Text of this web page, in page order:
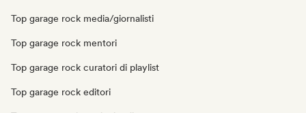
Top garage rock media/giornalisti
Top garage rock mentori
Top garage rock curatori di playlist
Top garage rock editori